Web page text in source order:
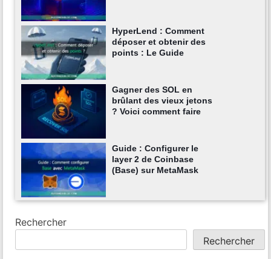
HyperLend : Comment
déposer et obtenir des
points : Le Guide
Gagner des SOL en
brûlant des vieux jetons
? Voici comment faire
Guide : Configurer le
layer 2 de Coinbase
(Base) sur MetaMask
Rechercher
Rechercher